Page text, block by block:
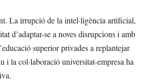
La irrupció de la intel·ligència artificial,
d’adaptar-se a noves disrupcions i amb
superior privades a replantejar
i la col·laboració universitat-empresa ha